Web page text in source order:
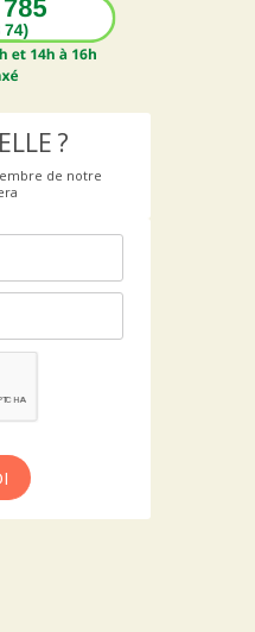
?
de notre